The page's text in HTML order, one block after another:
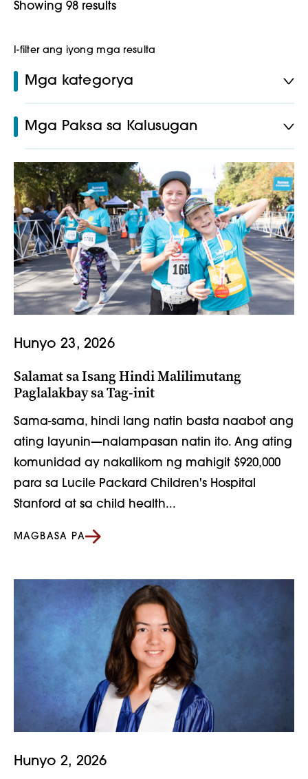
Showing 98 results
I-filter ang iyong mga resulta
Mga kategorya
Mga Paksa sa Kalusugan
Hunyo 23, 2026
Salamat sa Isang Hindi Malilimutang
Paglalakbay sa Tag-init
Sama-sama, hindi lang natin basta naabot ang
ating layunin—nalampasan natin ito. Ang ating
komunidad ay nakalikom ng mahigit $920,000
para sa Lucile Packard Children's Hospital
Stanford at sa child health...
MAGBASA PA
Hunyo 2, 2026